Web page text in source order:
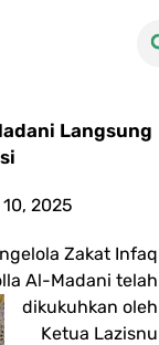
Langsung
2025
Zakat Infaq
Al-Madani telah
dikukuhkan oleh
Ketua Lazisnu